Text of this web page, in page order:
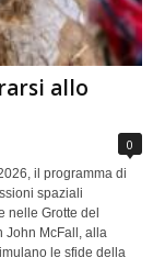
allo
0
il programma di
spaziali
nelle Grotte del
John McFall, alla
le sfide della